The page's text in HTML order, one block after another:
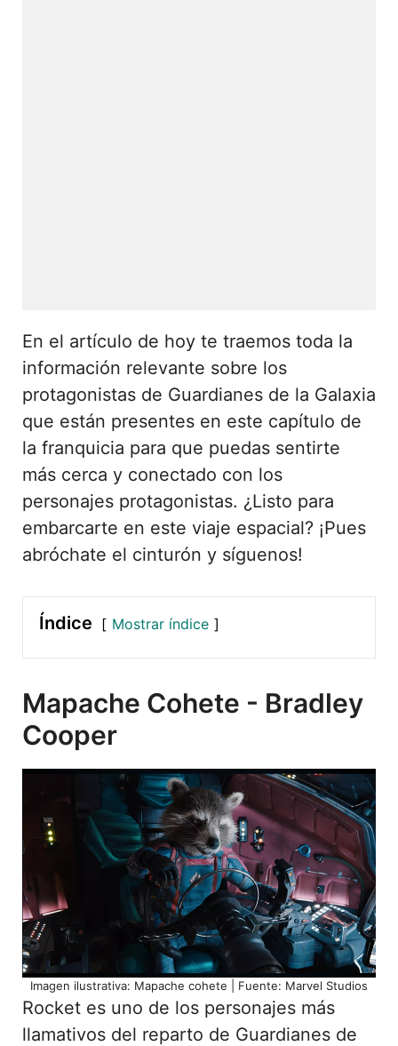
En el artículo de hoy te traemos toda la
información relevante sobre los
protagonistas de Guardianes de la Galaxia
que están presentes en este capítulo de
la franquicia para que puedas sentirte
más cerca y conectado con los
personajes protagonistas. ¿Listo para
embarcarte en este viaje espacial? ¡Pues
abróchate el cinturón y síguenos!
Índice Mostrar índice
Mapache Cohete - Bradley
Cooper
Imagen ilustrativa: Mapache cohete | Fuente: Marvel Studios
Rocket es uno de los personajes más
llamativos del reparto de Guardianes de